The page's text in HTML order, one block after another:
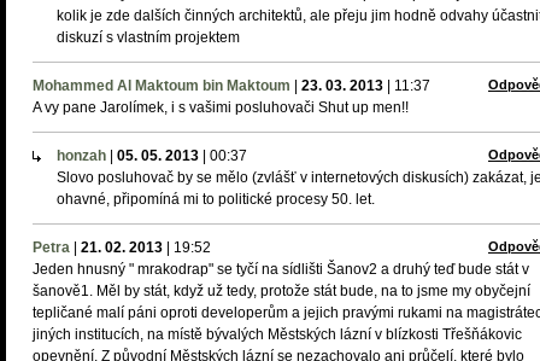
kolik je zde dalších činných architektů, ale přeju jim hodně odvahy
diskuzí s vlastním projektem
Mohammed Al Maktoum bin Maktoum 23. 03. 2013 11:37
A vy pane Jarolímek, i s vašimi posluhovači Shut up men!!
honzah 05. 05. 2013 00:37
Slovo posluhovač by se mělo (zvlášť v internetových diskusích) zakázat,
ohavné, připomíná mi to politické procesy 50. let.
Petra 21. 02. 2013 19:52
Jeden hnusný " mrakodrap" se tyčí na sídlišti Šanov2 a druhý teď bude stát v
šanově1. Měl by stát, když už tedy, protože stát bude, na to jsme my obyčejní
tepličané malí páni oproti developerům a jejich pravými rukami na
jiných institucích, na místě bývalých Městských lázní v blízkosti Třešňákovic
opevnění. Z původní Městských lázní se nezachovalo ani průčelí, které bylo